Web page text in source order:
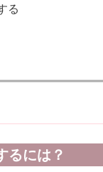
る
るには？